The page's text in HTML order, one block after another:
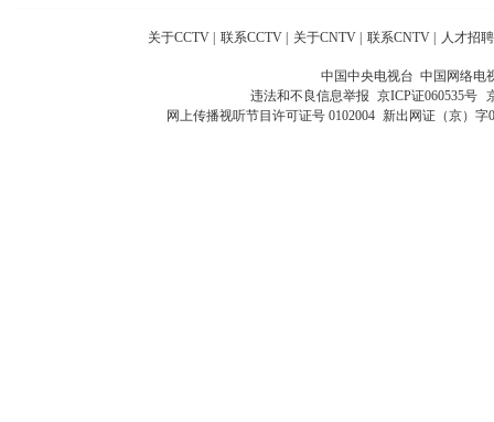
关于CCTV | 联系CCTV | 关于CNTV | 联系CNTV | 人才招聘
中国中央电视台 中国网络电
违法和不良信息举报 京ICP证060535号
网上传播视听节目许可证号 0102004 新出网证（京）